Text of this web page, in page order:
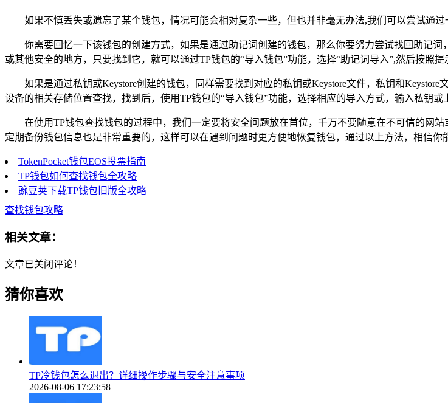
如果不慎丢失或遗忘了某个钱包，情况可能会相对复杂一些，但也并非毫无办法,我们可以尝试通过
你需要回忆一下该钱包的创建方式，如果是通过助记词创建的钱包，那么你要努力尝试找回助记
或其他安全的地方，只要找到它，就可以通过TP钱包的“导入钱包”功能，选择“助记词导入”,然后按照提
如果是通过私钥或Keystore创建的钱包，同样需要找到对应的私钥或Keystore文件，私钥和
设备的相关存储位置查找，找到后，使用TP钱包的“导入钱包”功能，选择相应的导入方式，输入私钥或
在使用TP钱包查找钱包的过程中，我们一定要将安全问题放在首位，千万不要随意在不可信的网
定期备份钱包信息也是非常重要的，这样可以在遇到问题时更方便地恢复钱包，通过以上方法，相信
TokenPocket钱包EOS投票指南
TP钱包如何查找钱包全攻略
豌豆荚下载TP钱包旧版全攻略
查找钱包攻略
相关文章：
文章已关闭评论！
猜你喜欢
TP冷钱包怎么退出？详细操作步骤与安全注意事项
2026-08-06 17:23:58